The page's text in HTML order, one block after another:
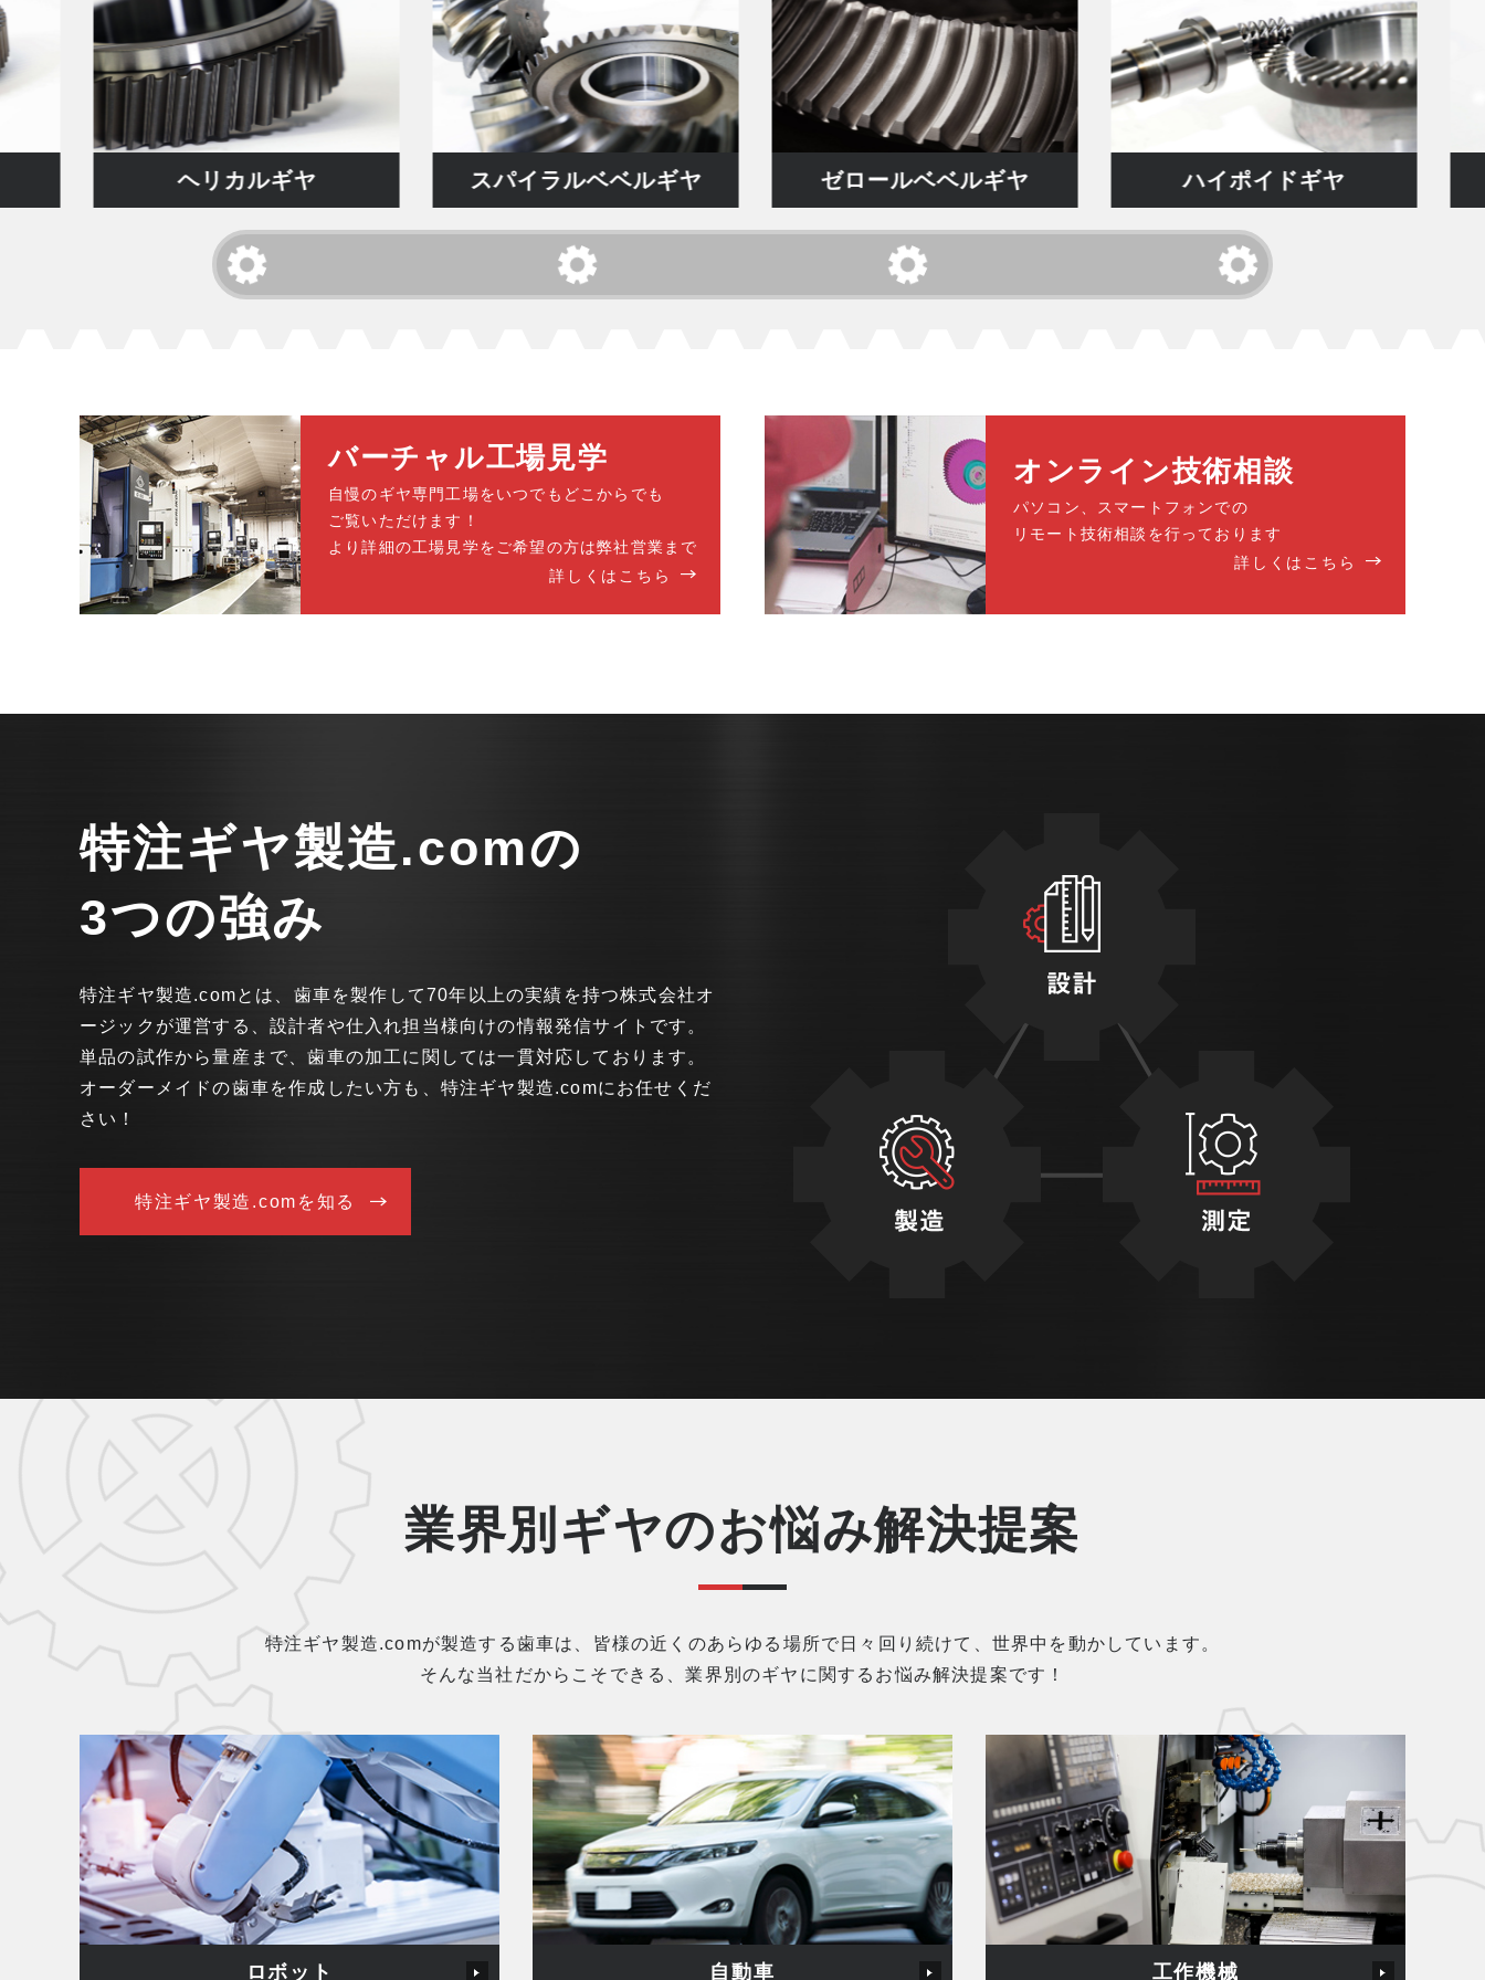
ヘリカルギヤ スパイラルベベルギヤ ゼロールベベルギヤ ハイポイドギヤ
バーチャル工場見学
自慢のギヤ専門工場をいつでもどこからでも
ご覧いただけます！
より詳細の工場見学をご希望の方は弊社営業まで
詳しくはこちら
オンライン技術相談
パソコン、スマートフォンでの
リモート技術相談を行っております
詳しくはこちら
特注ギヤ製造.comの
3つの強み
特注ギヤ製造.comとは、歯車を製作して70年以上の実績を持つ株式会社オ
ージックが運営する、設計者や仕入れ担当様向けの情報発信サイトです。
単品の試作から量産まで、歯車の加工に関しては一貫対応しております。
オーダーメイドの歯車を作成したい方も、特注ギヤ製造.comにお任せくだ
さい！
特注ギヤ製造.comを知る
業界別ギヤのお悩み解決提案
特注ギヤ製造.comが製造する歯車は、皆様の近くのあらゆる場所で日々回り続けて、世界中を動かしています。
そんな当社だからこそできる、業界別のギヤに関するお悩み解決提案です！
ロボット 自動車 工作機械